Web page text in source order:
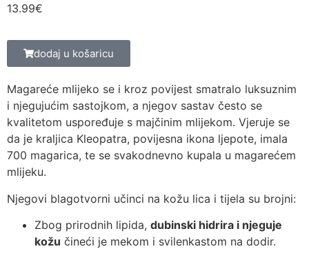
13.99€
dodaj u košaricu
Magareće mlijeko se i kroz povijest smatralo luksuznim
i njegujućim sastojkom, a njegov sastav često se
kvalitetom uspoređuje s majčinim mlijekom. Vjeruje se
da je kraljica Kleopatra, povijesna ikona ljepote, imala
700 magarica, te se svakodnevno kupala u magarećem
mlijeku.
Njegovi blagotvorni učinci na kožu lica i tijela su brojni:
Zbog prirodnih lipida, dubinski hidrira i njeguje
kožu čineći je mekom i svilenkastom na dodir.